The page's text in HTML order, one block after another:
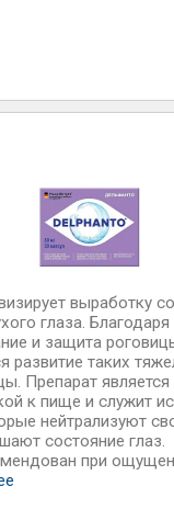
выработку
глаза.
и защита
развитие таких
Препарат
к пище и служит
нейтрализуют
состояние глаз.
при